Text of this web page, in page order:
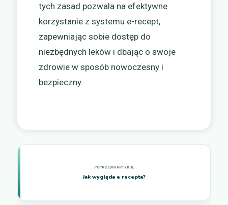
tych zasad pozwala na efektywne
korzystanie z systemu e-recept,
zapewniając sobie dostęp do
niezbędnych leków i dbając o swoje
zdrowie w sposób nowoczesny i
bezpieczny.
Jak wygląda e recepta?